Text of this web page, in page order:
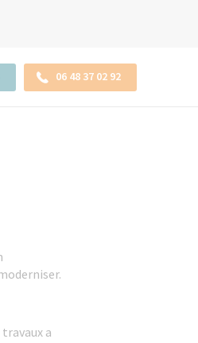
06 48 37 02 92
a